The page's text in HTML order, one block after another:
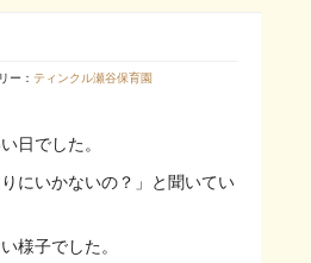
ー： ティンクル瀬谷保育園
日でした。
にいかないの？」と聞いてい
様子でした。